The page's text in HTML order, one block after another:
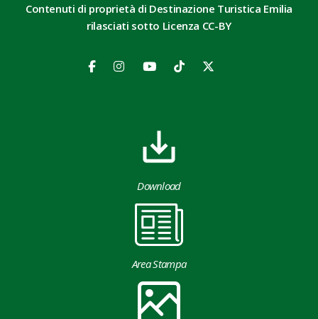
Contenuti di proprietà di Destinazione Turistica Emilia
rilasciati sotto Licenza CC-BY
Download
Area Stampa